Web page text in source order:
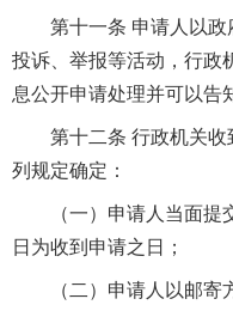
第十一条 申请人以政
投诉、举报等活动，行政
息公开申请处理并可以告
第十二条 行政机关
列规定确定：
（一）申请人当面
日为收到申请之日；
（二）申请人以邮